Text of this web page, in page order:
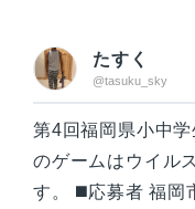
たすく
@tasuku_sky
第4回福岡県小中
のゲームはウイル
す。 ◼️応募者 福岡